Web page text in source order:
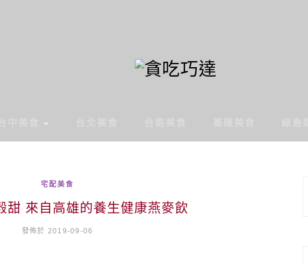
宅配美食
甜 來自高雄的養生健康燕麥飲
發佈於 2019-09-06